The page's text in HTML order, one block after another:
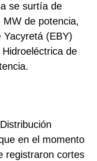
se surtía de
de potencia,
Yacyretá (EBY)
de
en el momento
registraron cortes